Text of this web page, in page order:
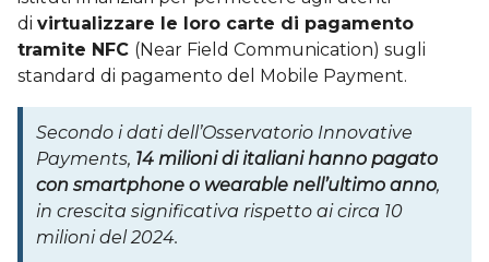
di virtualizzare le loro carte di pagamento
tramite NFC (Near Field Communication) sugli
standard di pagamento del Mobile Payment.
Secondo i dati dell’Osservatorio Innovative
Payments, 14 milioni di italiani hanno pagato
con smartphone o wearable nell’ultimo anno,
in crescita significativa rispetto ai circa 10
milioni del 2024.